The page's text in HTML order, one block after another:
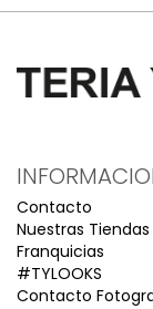
Contacto
Nuestras Tiendas
Franquicias
#TYLOOKS
Contacto